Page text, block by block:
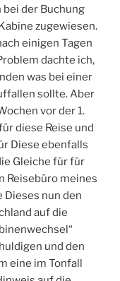
bei der Buchung
zugewiesen.
einigen Tagen
dachte ich,
was bei einer
sollte. Aber
vor der 1.
diese Reise und
Diese ebenfalls
Gleiche für für
Reisebüro meines
nun den
auf die
und den
eine im Tonfall